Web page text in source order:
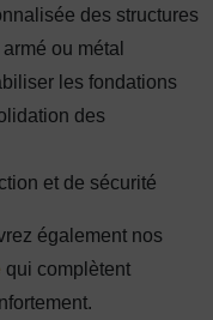
des structures
ou métal
les fondations
des
et de sécurité
également nos
qui complètent